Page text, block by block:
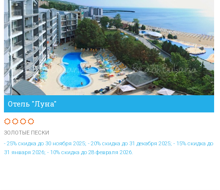
Отель "Луна"
ЗОЛОТЫЕ ПЕСКИ
- 25% скидка до 30 ноября 2025; - 20% скидка до 31 декабря 2025; - 15% скидка до
31 января 2026; - 10% скидка до 28 февраля 2026.